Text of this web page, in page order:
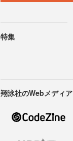
特集
翔泳社のWebメディア